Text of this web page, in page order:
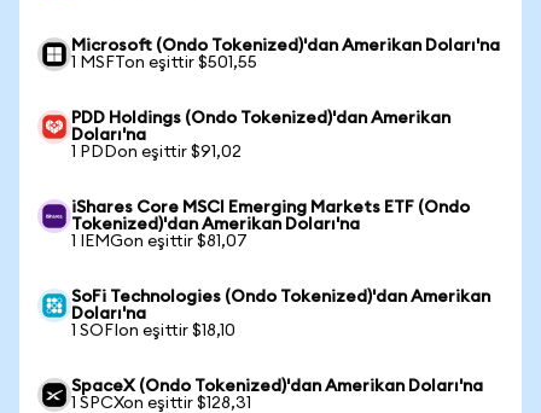
Microsoft (Ondo Tokenized)'dan Amerikan Doları'na
1 MSFTon eşittir $501,55
PDD Holdings (Ondo Tokenized)'dan Amerikan
Doları'na
1 PDDon eşittir $91,02
iShares Core MSCI Emerging Markets ETF (Ondo
Tokenized)'dan Amerikan Doları'na
1 IEMGon eşittir $81,07
SoFi Technologies (Ondo Tokenized)'dan Amerikan
Doları'na
1 SOFIon eşittir $18,10
SpaceX (Ondo Tokenized)'dan Amerikan Doları'na
1 SPCXon eşittir $128,31